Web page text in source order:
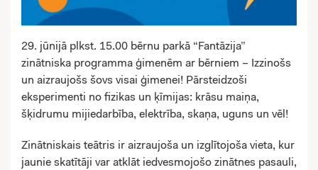
29. jūnijā plkst. 15.00 bērnu parkā “Fantāzija”
zinātniska programma ģimenēm ar bērniem – Izzinošs
un aizraujošs šovs visai ģimenei! Pārsteidzoši
eksperimenti no fizikas un ķīmijas: krāsu maiņa,
šķidrumu mijiedarbība, elektrība, skaņa, uguns un vēl!
Zinātniskais teātris ir aizraujoša un izglītojoša vieta, kur
jaunie skatītāji var atklāt iedvesmojošo zinātnes pasauli,